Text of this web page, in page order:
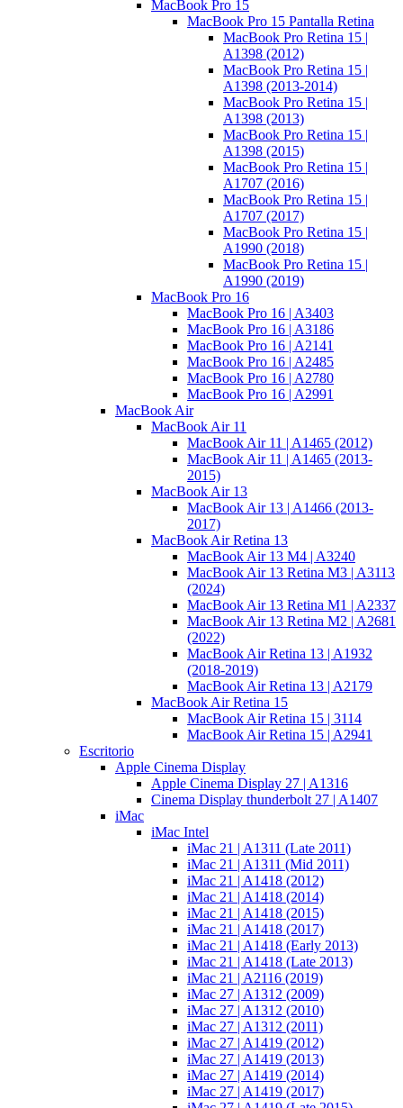
MacBook Pro 15
MacBook Pro 15 Pantalla Retina
MacBook Pro Retina 15 |
A1398 (2012)
MacBook Pro Retina 15 |
A1398 (2013-2014)
MacBook Pro Retina 15 |
A1398 (2013)
MacBook Pro Retina 15 |
A1398 (2015)
MacBook Pro Retina 15 |
A1707 (2016)
MacBook Pro Retina 15 |
A1707 (2017)
MacBook Pro Retina 15 |
A1990 (2018)
MacBook Pro Retina 15 |
A1990 (2019)
MacBook Pro 16
MacBook Pro 16 | A3403
MacBook Pro 16 | A3186
MacBook Pro 16 | A2141
MacBook Pro 16 | A2485
MacBook Pro 16 | A2780
MacBook Pro 16 | A2991
MacBook Air
MacBook Air 11
MacBook Air 11 | A1465 (2012)
MacBook Air 11 | A1465 (2013-
2015)
MacBook Air 13
MacBook Air 13 | A1466 (2013-
2017)
MacBook Air Retina 13
MacBook Air 13 M4 | A3240
MacBook Air 13 Retina M3 | A3113
(2024)
MacBook Air 13 Retina M1 | A2337
MacBook Air 13 Retina M2 | A2681
(2022)
MacBook Air Retina 13 | A1932
(2018-2019)
MacBook Air Retina 13 | A2179
MacBook Air Retina 15
MacBook Air Retina 15 | 3114
MacBook Air Retina 15 | A2941
Escritorio
Apple Cinema Display
Apple Cinema Display 27 | A1316
Cinema Display thunderbolt 27 | A1407
iMac
iMac Intel
iMac 21 | A1311 (Late 2011)
iMac 21 | A1311 (Mid 2011)
iMac 21 | A1418 (2012)
iMac 21 | A1418 (2014)
iMac 21 | A1418 (2015)
iMac 21 | A1418 (2017)
iMac 21 | A1418 (Early 2013)
iMac 21 | A1418 (Late 2013)
iMac 21 | A2116 (2019)
iMac 27 | A1312 (2009)
iMac 27 | A1312 (2010)
iMac 27 | A1312 (2011)
iMac 27 | A1419 (2012)
iMac 27 | A1419 (2013)
iMac 27 | A1419 (2014)
iMac 27 | A1419 (2017)